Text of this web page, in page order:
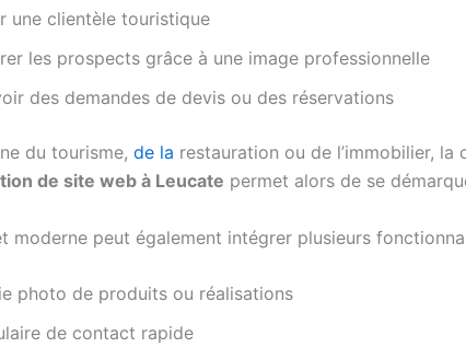
une clientèle touristique
les prospects grâce à une image professionnelle
des demandes de devis ou des réservations
du tourisme, de la restauration ou de l’immobilier,
de site web à Leucate permet alors de se
moderne peut également intégrer plusieurs
photo de produits ou réalisations
de contact rapide